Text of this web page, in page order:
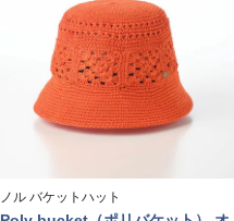
ノル バケットハット